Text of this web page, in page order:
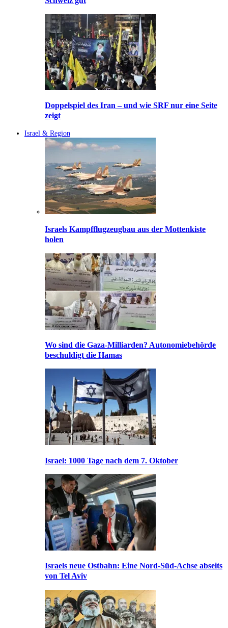
Doppelspiel des Iran – und wie SRF nur eine Seite
zeigt
Israel & Region
Israels Kampfflugzeugbau aus der Mottenkiste
holen
Wo sind die Gaza-Milliarden? Autonomiebehörde
beschuldigt die Hamas
Israel: 1000 Tage nach dem 7. Oktober
Israels neue Ostbahn: Eine Nord-Süd-Achse abseits
von Tel Aviv